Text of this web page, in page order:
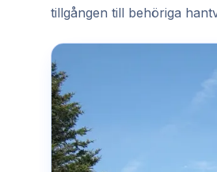
tillgången till behöriga